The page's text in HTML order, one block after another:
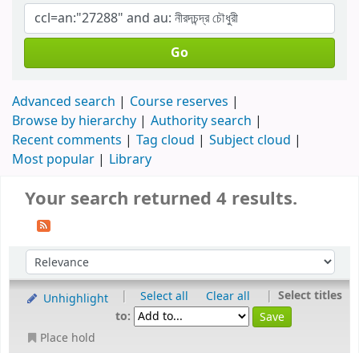
Go
Advanced search
Course reserves
Browse by hierarchy
Authority search
Recent comments
Tag cloud
Subject cloud
Most popular
Library
Your search returned 4 results.
Unhighlight | Select all Clear all | Select titles
to:
Place hold